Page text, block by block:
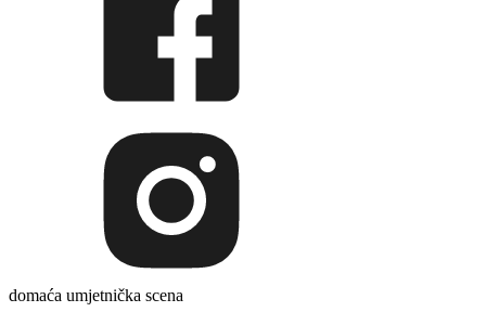
domaća umjetnička scena